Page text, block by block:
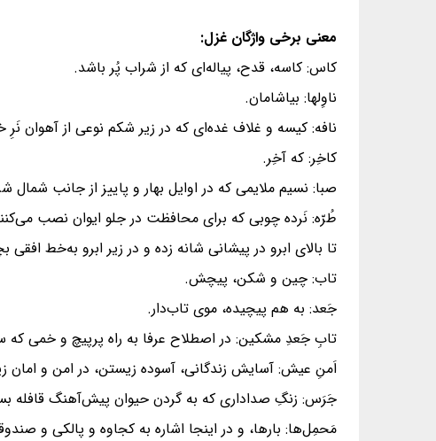
معنی برخی واژگان غزل:
کاس: کاسه، قدح، پیاله‌ای که از شراب پُر باشد.
ناوِلها: بیاشامان.
نافه: کیسه و غلاف غده‌ای که در زیر شکم نوعی از آهوان
کاخِر: که آخِر.
صبا: نسیم ملایمی که در اوایل بهار و پاییز از جانب شمال
طُرّه: نَرده چوبی که برای محافظت در جلو ایوان نصب
تا بالای ابرو در پیشانی شانه زده و در زیر ابرو به‌خط
تاب: چین و شکن، پیچش.
جَعد: به هم پیچیده، موی تاب‌دار.
تابِ جَعدِ مشکین: در اصطلاح عرفا به راه پرپیچ و خمی
اَمنِ عیش: آسایش زندگانی، آسوده زیستن، در امن و امان
جَرَس: زنگِ صداداری که به گردن حیوان پیش‌آهنگ قافله
مَحمِل‌ها: بارها، و در اینجا اشاره به کجاوه و پالکی و